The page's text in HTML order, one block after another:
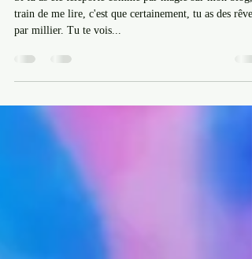
Et si tu pouvais le faire plus vite ?
Si tu as été téléporté comme par magie sur mon blog,